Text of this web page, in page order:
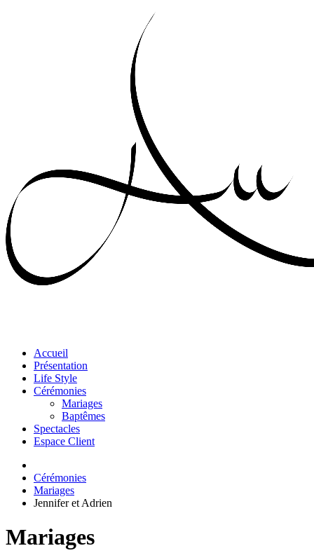
Accueil
Présentation
Life Style
Cérémonies
Mariages
Baptêmes
Spectacles
Espace Client
Cérémonies
Mariages
Jennifer et Adrien
Mariages